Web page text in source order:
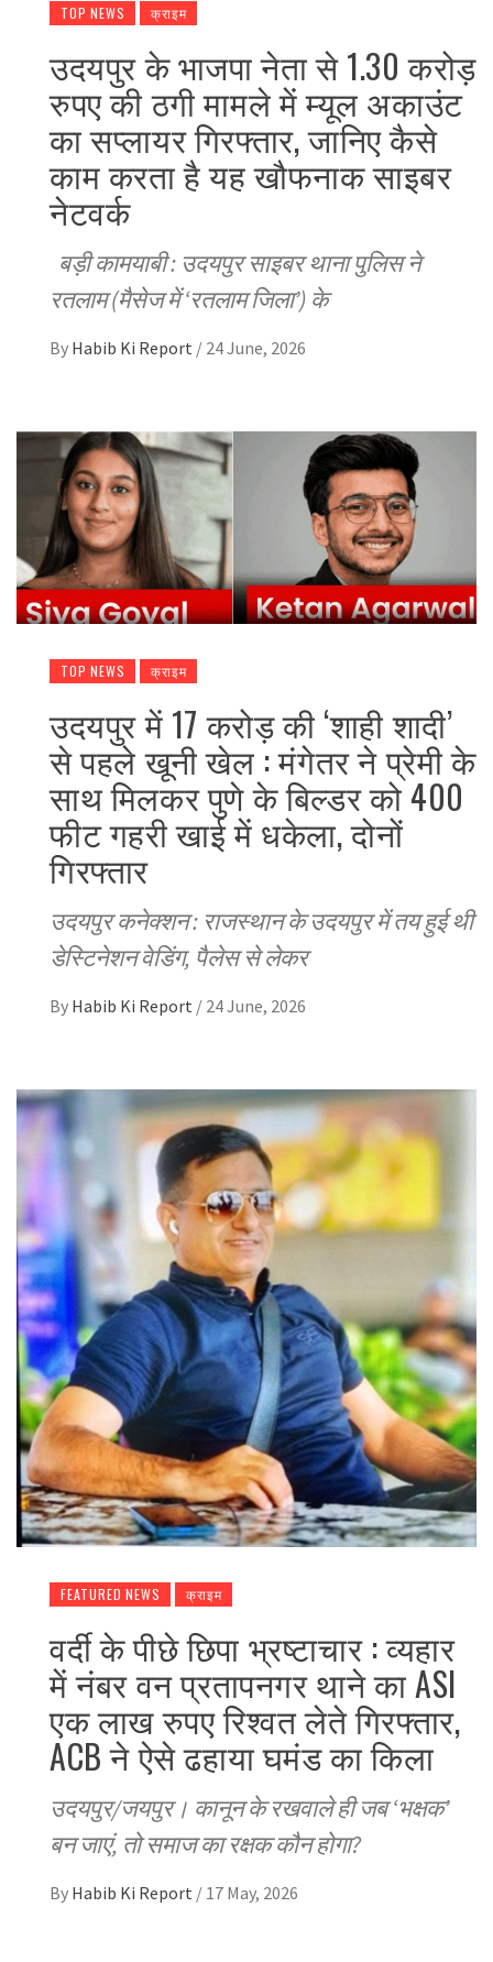
TOP NEWS क्राइम
उदयपुर के भाजपा नेता से 1.30 करोड़
रुपए की ठगी मामले में म्यूल अकाउंट
का सप्लायर गिरफ्तार, जानिए कैसे
काम करता है यह खौफनाक साइबर
नेटवर्क
बड़ी कामयाबी : उदयपुर साइबर थाना पुलिस ने
रतलाम (मैसेज में ‘रतलाम जिला’) के
By Habib Ki Report / 24 June, 2026
TOP NEWS क्राइम
उदयपुर में 17 करोड़ की ‘शाही शादी’
से पहले खूनी खेल : मंगेतर ने प्रेमी के
साथ मिलकर पुणे के बिल्डर को 400
फीट गहरी खाई में धकेला, दोनों
गिरफ्तार
उदयपुर कनेक्शन : राजस्थान के उदयपुर में तय हुई थी
डेस्टिनेशन वेडिंग, पैलेस से लेकर
By Habib Ki Report / 24 June, 2026
FEATURED NEWS क्राइम
वर्दी के पीछे छिपा भ्रष्टाचार : व्यहार
में नंबर वन प्रतापनगर थाने का ASI
एक लाख रुपए रिश्वत लेते गिरफ्तार,
ACB ने ऐसे ढहाया घमंड का किला
उदयपुर/जयपुर। कानून के रखवाले ही जब ‘भक्षक’
बन जाएं, तो समाज का रक्षक कौन होगा?
By Habib Ki Report / 17 May, 2026